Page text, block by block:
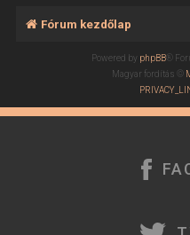
Fórum kezdőlap
Powered by phpBB®
Magyar fordítás ©